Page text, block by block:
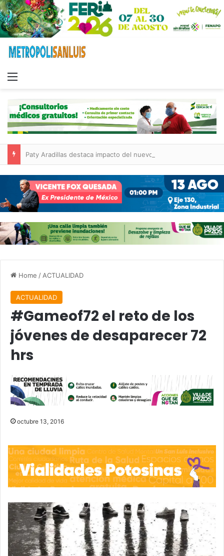
Home / ACTUALIDAD
ACTUALIDAD
#Gameof72 el reto de los
jóvenes de desaparecer 72
hrs
octubre 13, 2016